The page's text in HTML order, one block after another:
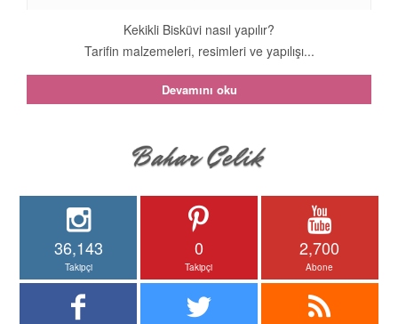
Kekikli Bisküvi nasıl yapılır?
Tarifin malzemeleri, resimleri ve yapılışı...
Devamını oku
36,143
Takipçi
0
Takipçi
2,700
Abone